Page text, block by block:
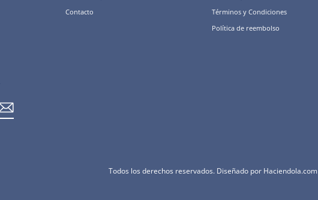
Contacto
Términos y Condiciones
Política de reembolso
Todos los derechos reservados. Diseñado por Haciendola.com